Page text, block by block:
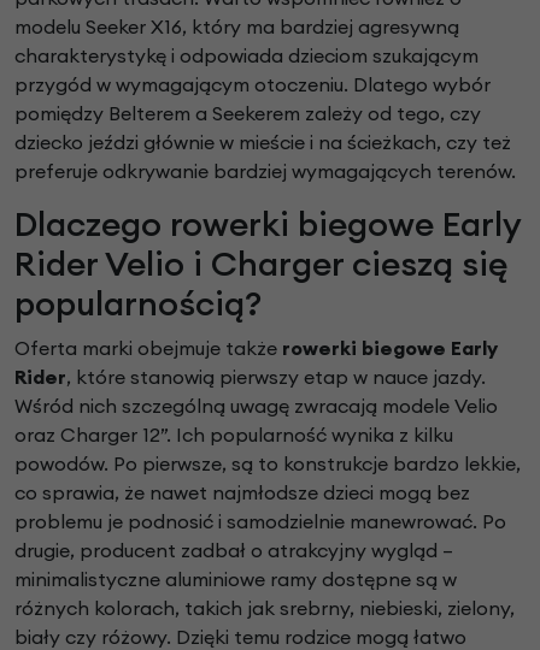
modelu Seeker X16, który ma bardziej agresywną
charakterystykę i odpowiada dzieciom szukającym
przygód w wymagającym otoczeniu. Dlatego wybór
pomiędzy Belterem a Seekerem zależy od tego, czy
dziecko jeździ głównie w mieście i na ścieżkach, czy też
preferuje odkrywanie bardziej wymagających terenów.
Dlaczego rowerki biegowe Early
Rider Velio i Charger cieszą się
popularnością?
Oferta marki obejmuje także rowerki biegowe Early
Rider, które stanowią pierwszy etap w nauce jazdy.
Wśród nich szczególną uwagę zwracają modele Velio
oraz Charger 12”. Ich popularność wynika z kilku
powodów. Po pierwsze, są to konstrukcje bardzo lekkie,
co sprawia, że nawet najmłodsze dzieci mogą bez
problemu je podnosić i samodzielnie manewrować. Po
drugie, producent zadbał o atrakcyjny wygląd –
minimalistyczne aluminiowe ramy dostępne są w
różnych kolorach, takich jak srebrny, niebieski, zielony,
biały czy różowy. Dzięki temu rodzice mogą łatwo